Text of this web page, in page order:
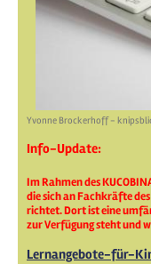
Yvonne Brockerhoff -
Info-Update:
Im Rahmen des
die sich an Fachkräfte
richtet. Dort ist eine
zur Verfügung steht und
Lernangebote-für-